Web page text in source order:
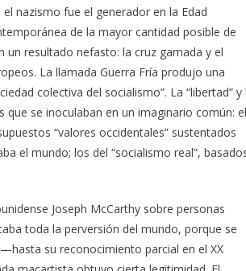
el nazismo fue el generador en la Edad
de la mayor cantidad posible de
resultado nefasto: la cruz gamada y el
La llamada Guerra Fría produjo una
colectiva del socialismo”. La “libertad” y
que se inoculaban en un imaginario común: el
“valores occidentales” sustentados
el mundo; los del “socialismo real”,
Joseph McCarthy sobre personas
toda la perversión del mundo, porque se
su reconocimiento parcial en el XX